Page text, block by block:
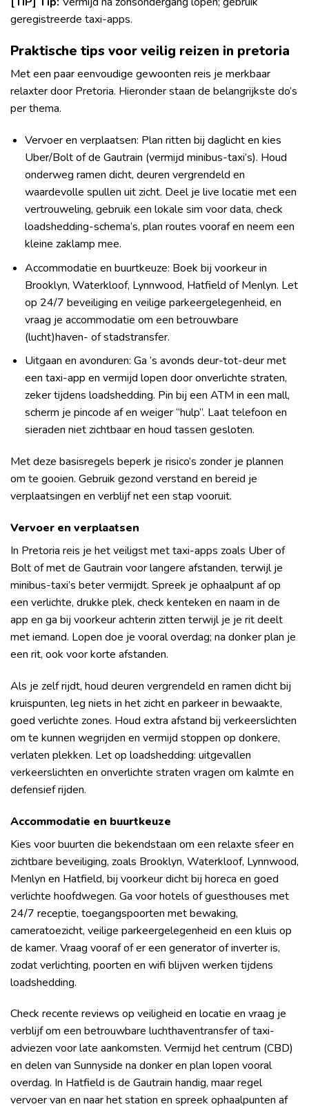
geregistreerde taxi-apps.
Praktische tips voor veilig reizen in pretoria
Met een paar eenvoudige gewoonten reis je merkbaar
relaxter door Pretoria. Hieronder staan de belangrijkste do’s
per thema.
Vervoer en verplaatsen: Plan ritten bij daglicht en kies
Uber/Bolt of de Gautrain (vermijd minibus-taxi’s). Houd
onderweg ramen dicht, deuren vergrendeld en
waardevolle spullen uit zicht. Deel je live locatie met een
vertrouweling, gebruik een lokale sim voor data, check
loadshedding-schema’s, plan routes vooraf en neem een
kleine zaklamp mee.
Accommodatie en buurtkeuze: Boek bij voorkeur in
Brooklyn, Waterkloof, Lynnwood, Hatfield of Menlyn. Let
op 24/7 beveiliging en veilige parkeergelegenheid, en
vraag je accommodatie om een betrouwbare
(lucht)haven- of stadstransfer.
Uitgaan en avonduren: Ga ’s avonds deur-tot-deur met
een taxi-app en vermijd lopen door onverlichte straten,
zeker tijdens loadshedding. Pin bij een ATM in een mall,
scherm je pincode af en weiger “hulp”. Laat telefoon en
sieraden niet zichtbaar en houd tassen gesloten.
Met deze basisregels beperk je risico’s zonder je plannen
om te gooien. Gebruik gezond verstand en bereid je
verplaatsingen en verblijf net een stap vooruit.
Vervoer en verplaatsen
In Pretoria reis je het veiligst met taxi-apps zoals Uber of
Bolt of met de Gautrain voor langere afstanden, terwijl je
minibus-taxi’s beter vermijdt. Spreek je ophaalpunt af op
een verlichte, drukke plek, check kenteken en naam in de
app en ga bij voorkeur achterin zitten terwijl je je rit deelt
met iemand. Lopen doe je vooral overdag; na donker plan je
een rit, ook voor korte afstanden.
Als je zelf rijdt, houd deuren vergrendeld en ramen dicht bij
kruispunten, leg niets in het zicht en parkeer in bewaakte,
goed verlichte zones. Houd extra afstand bij verkeerslichten
om te kunnen wegrijden en vermijd stoppen op donkere,
verlaten plekken. Let op loadshedding: uitgevallen
verkeerslichten en onverlichte straten vragen om kalmte en
defensief rijden.
Accommodatie en buurtkeuze
Kies voor buurten die bekendstaan om een relaxte sfeer en
zichtbare beveiliging, zoals Brooklyn, Waterkloof, Lynnwood,
Menlyn en Hatfield, bij voorkeur dicht bij horeca en goed
verlichte hoofdwegen. Ga voor hotels of guesthouses met
24/7 receptie, toegangspoorten met bewaking,
cameratoezicht, veilige parkeergelegenheid en een kluis op
de kamer. Vraag vooraf of er een generator of inverter is,
zodat verlichting, poorten en wifi blijven werken tijdens
loadshedding.
Check recente reviews op veiligheid en locatie en vraag je
verblijf om een betrouwbare luchthaventransfer of taxi-
adviezen voor late aankomsten. Vermijd het centrum (CBD)
en delen van Sunnyside na donker en plan lopen vooral
overdag. In Hatfield is de Gautrain handig, maar regel
vervoer van en naar het station en spreek ophaalpunten af